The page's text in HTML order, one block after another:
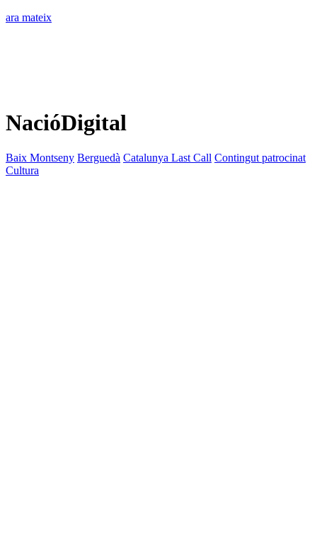
ara mateix
NacióDigital
Baix Montseny Berguedà Catalunya Last Call Contingut patrocinat
Cultura